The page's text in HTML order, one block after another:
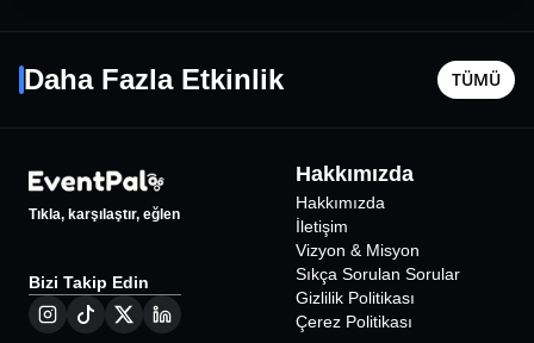
Deri İşçiliği Atölyesi
Türk Çini Resim Sanatı Atölyesi
Pirinç Çerçeveli Cam Üzerine Hat/Kaligrafi
Sanatı Atölyesi
Vitray Atölyesi
Daha Fazla Etkinlik TÜMÜ
İstanbul
KüçükÇiftlik Park
24 Ekim
İstanbul
Tıkla, karşılaştır, eğlen
Bizi Takip Edin
Hakkımızda
Hakkımızda
İletişim
Vizyon & Misyon
Sıkça Sorulan Sorular
Gizlilik Politikası
Çerez Politikası